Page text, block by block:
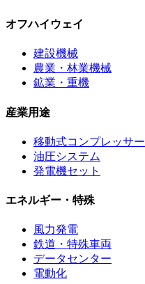
オフハイウェイ
建設機械
農業・林業機械
鉱業・重機
産業用途
移動式コンプレッサー
油圧システム
発電機セット
エネルギー・特殊
風力発電
鉄道・特殊車両
データセンター
電動化